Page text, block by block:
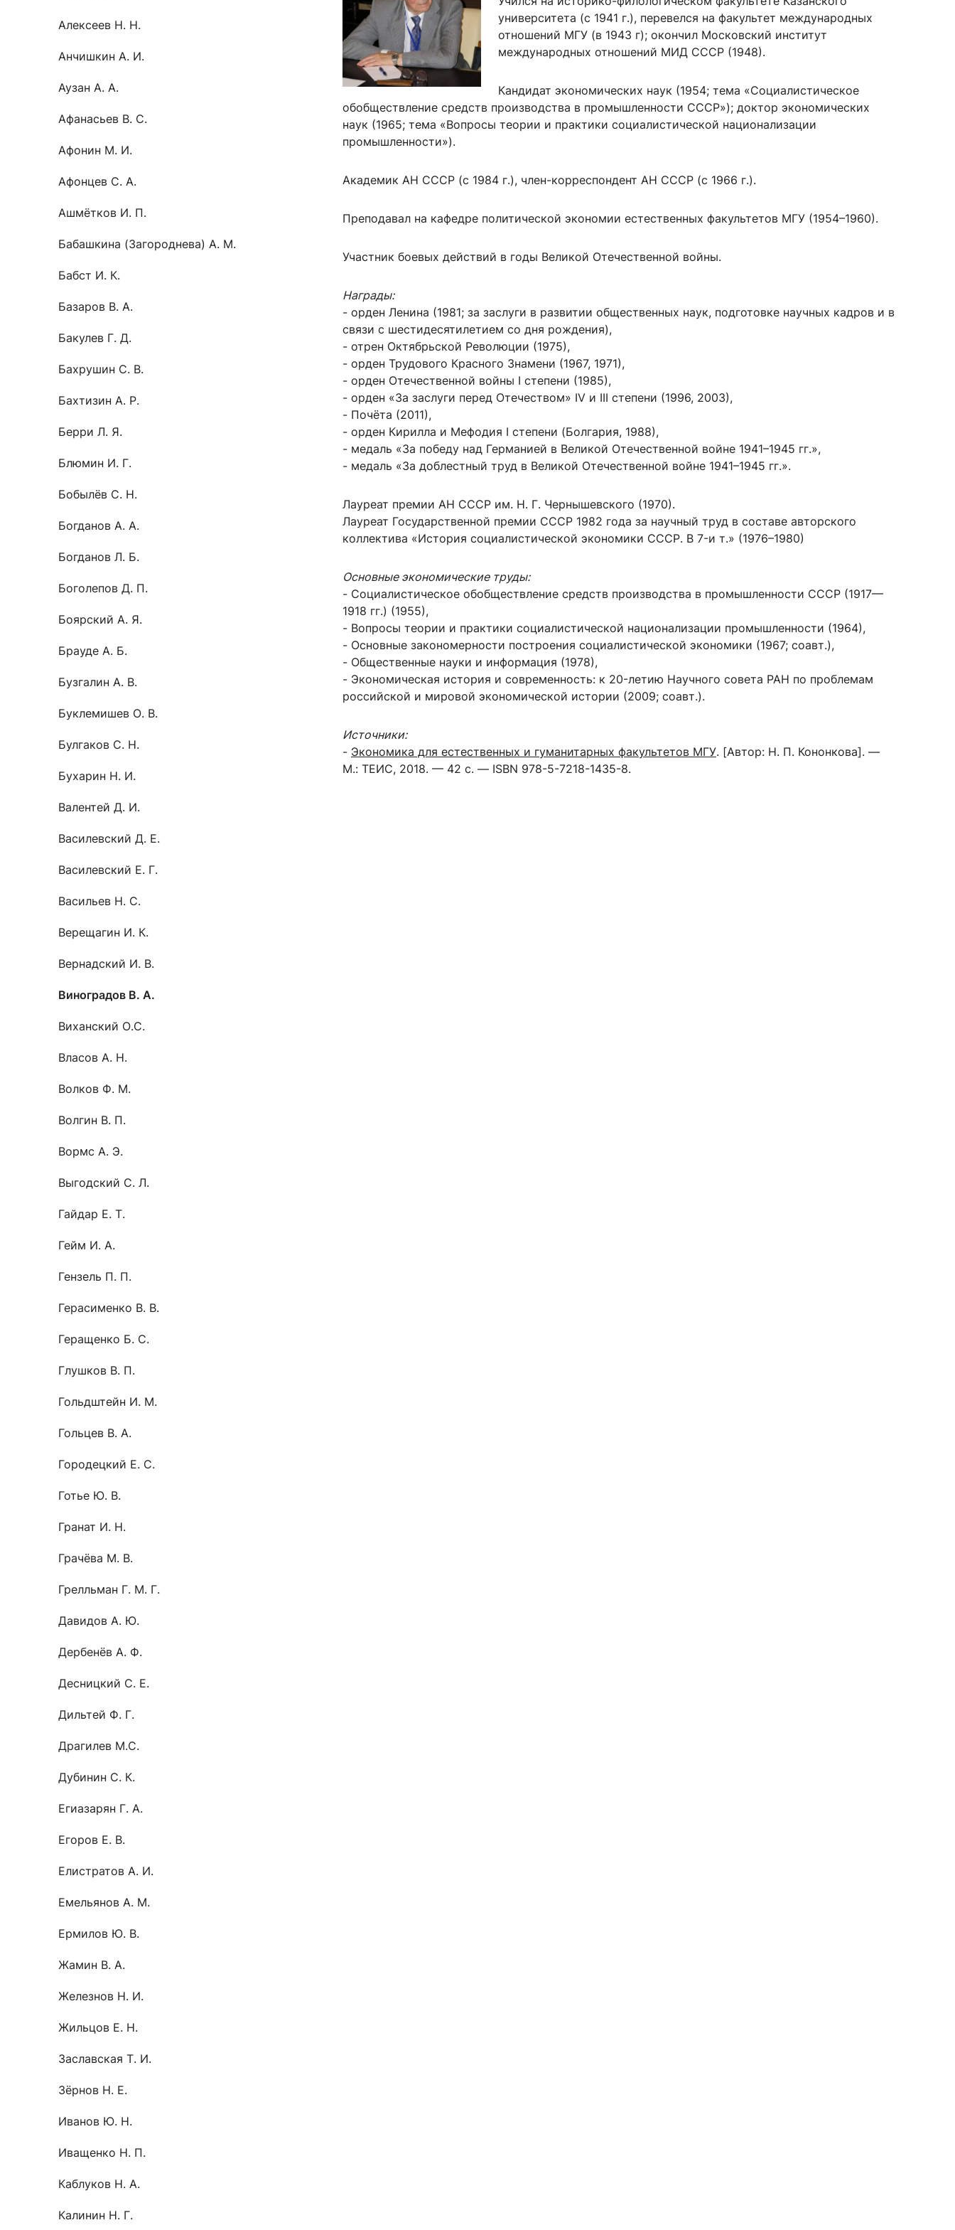
Оплата обучения онлайн
Закрепление
Курсы
Расписание
Часто задаваемые вопросы
Практика, стажировка и трудоустройство
Новости / события / мероприятия
Читальный зал
Электронные и цифровые базы
Информационно-аналитический отдел
Студентам
Преподавателям
Научный старт
Электронный журнал «Научные исследования экономического факультета»
Журнал «Вестник Московского университета». Серия: «Экономика»
Электронный журнал «Население и экономика»
Контакты
Алексеев Н. Н.
Анчишкин А. И.
Аузан А. А.
Афанасьев В. С.
Афонин М. И.
Афонцев С. А.
Ашмётков И. П.
Бабашкина (Загороднева) А. М.
Бабст И. К.
Базаров В. А.
Бакулев Г. Д.
Бахрушин С. В.
Бахтизин А. Р.
Берри Л. Я.
Блюмин И. Г.
Бобылёв С. Н.
Богданов А. А.
Богданов Л. Б.
Боголепов Д. П.
Боярский А. Я.
Брауде А. Б.
Бузгалин А. В.
Буклемишев О. В.
Булгаков С. Н.
Бухарин Н. И.
Валентей Д. И.
Василевский Д. Е.
Василевский Е. Г.
Васильев Н. С.
Верещагин И. К.
Вернадский И. В.
Виноградов В. А.
Виханский О.С.
Власов А. Н.
Волков Ф. М.
Волгин В. П.
Вормс А. Э.
Выгодский С. Л.
Гайдар Е. Т.
Гейм И. А.
Гензель П. П.
Герасименко В. В.
Геращенко Б. С.
Глушков В. П.
Гольдштейн И. М.
Гольцев В. А.
Городецкий Е. С.
Готье Ю. В.
Гранат И. Н.
Грачёва М. В.
Грелльман Г. М. Г.
Давидов А. Ю.
Дербенёв А. Ф.
Десницкий С. Е.
Дильтей Ф. Г.
Драгилев М.С.
Дубинин С. К.
Егиазарян Г. А.
Егоров Е. В.
Елистратов А. И.
Емельянов А. М.
Ермилов Ю. В.
Жамин В. А.
Железнов Н. И.
Жильцов Е. Н.
Заславская Т. И.
Зёрнов Н. Е.
Иванов Ю. Н.
Иващенко Н. П.
Каблуков Н. А.
Калинин Н. Г.
университета (с 1941 г.), перевелся на факультет международных
отношений МГУ (в 1943 г); окончил Московский институт
международных отношений МИД СССР (1948).
Кандидат экономических наук (1954; тема «Социалистическое
обобществление средств производства в промышленности СССР»); доктор экономических
наук (1965; тема «Вопросы теории и практики социалистической национализации
промышленности»).
Академик АН СССР (с 1984 г.), член-корреспондент АН СССР (с 1966 г.).
Преподавал на кафедре политической экономии естественных факультетов МГУ (1954–1960).
Участник боевых действий в годы Великой Отечественной войны.
Награды:
- орден Ленина (1981; за заслуги в развитии общественных наук, подготовке научных кадров и в
связи с шестидесятилетием со дня рождения),
- отрен Октябрьской Революции (1975),
- орден Трудового Красного Знамени (1967, 1971),
- орден Отечественной войны I степени (1985),
- орден «За заслуги перед Отечеством» IV и III степени (1996, 2003),
- Почёта (2011),
- орден Кирилла и Мефодия I степени (Болгария, 1988),
- медаль «За победу над Германией в Великой Отечественной войне 1941–1945 гг.»,
- медаль «За доблестный труд в Великой Отечественной войне 1941–1945 гг.».
Лауреат премии АН СССР им. Н. Г. Чернышевского (1970).
Лауреат Государственной премии СССР 1982 года за научный труд в составе авторского
коллектива «История социалистической экономики СССР. В 7-и т.» (1976–1980)
Основные экономические труды:
- Социалистическое обобществление средств производства в промышленности СССР (1917—
1918 гг.) (1955),
- Вопросы теории и практики социалистической национализации промышленности (1964),
- Основные закономерности построения социалистической экономики (1967; соавт.),
- Общественные науки и информация (1978),
- Экономическая история и современность: к 20-летию Научного совета РАН по проблемам
российской и мировой экономической истории (2009; соавт.).
Источники:
- Экономика для естественных и гуманитарных факультетов МГУ. [Автор: Н. П. Кононкова]. —
М.: ТЕИС, 2018. — 42 с. — ISBN 978-5-7218-1435-8.